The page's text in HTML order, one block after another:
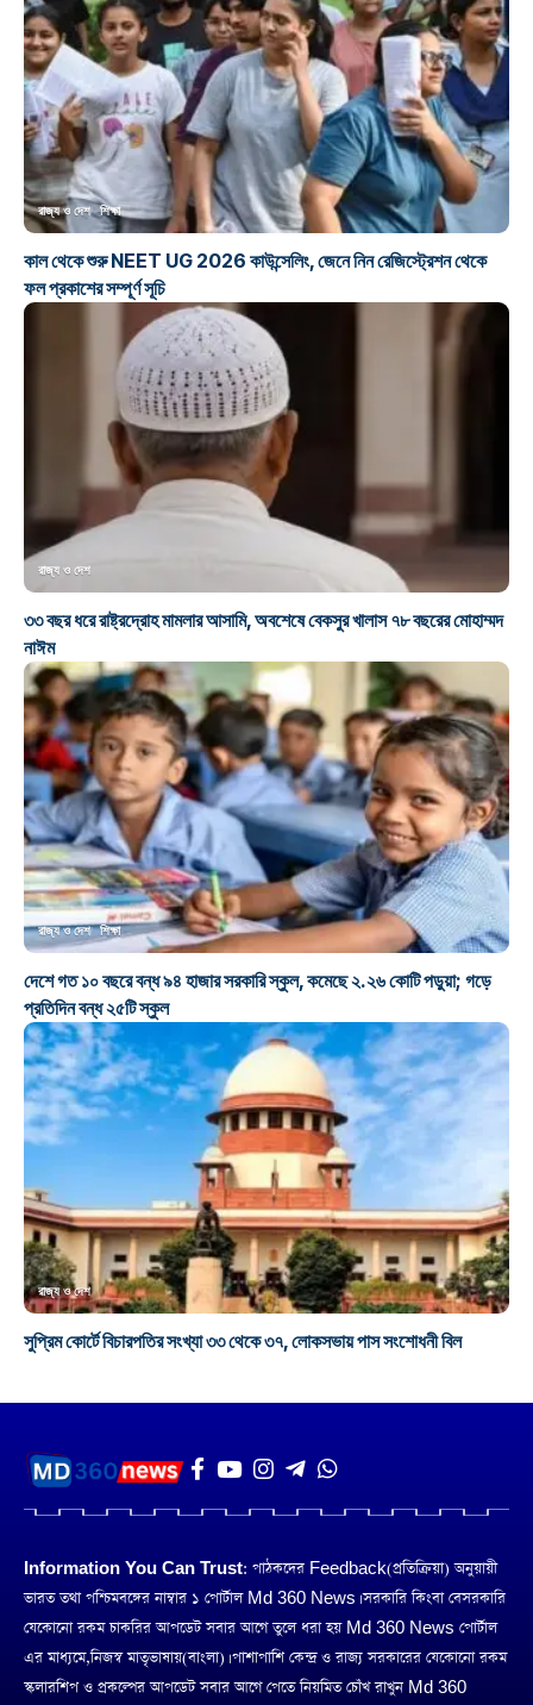
রাজ্য ও দেশ শিক্ষা
কাল থেকে শুরু NEET UG 2026 কাউন্সেলিং, জেনে নিন রেজিস্ট্রেশন থেকে
ফল প্রকাশের সম্পূর্ণ সূচি
রাজ্য ও দেশ
৩৩ বছর ধরে রাষ্ট্রদ্রোহ মামলার আসামি, অবশেষে বেকসুর খালাস ৭৮ বছরের মোহাম্মদ
নাঈম
রাজ্য ও দেশ শিক্ষা
দেশে গত ১০ বছরে বন্ধ ৯৪ হাজার সরকারি স্কুল, কমেছে ২.২৬ কোটি পড়ুয়া; গড়ে
প্রতিদিন বন্ধ ২৫টি স্কুল
রাজ্য ও দেশ
সুপ্রিম কোর্টে বিচারপতির সংখ্যা ৩৩ থেকে ৩৭, লোকসভায় পাস সংশোধনী বিল
Information You Can Trust: পাঠকদের Feedback(প্রতিক্রিয়া) অনুয়ায়ী
ভারত তথা পশ্চিমবঙ্গের নাম্বার ১ পোর্টাল Md 360 News। সরকারি কিংবা বেসরকারি
যেকোনো রকম চাকরির আপডেট সবার আগে তুলে ধরা হয় Md 360 News পোর্টাল
এর মাধ্যমে,নিজস্ব মাতৃভাষায়(বাংলা)। পাশাপাশি কেন্দ্র ও রাজ্য সরকারের যেকোনো রকম
স্কলারশিপ ও প্রকল্পের আপডেট সবার আগে পেতে নিয়মিত চোঁখ রাখুন Md 360